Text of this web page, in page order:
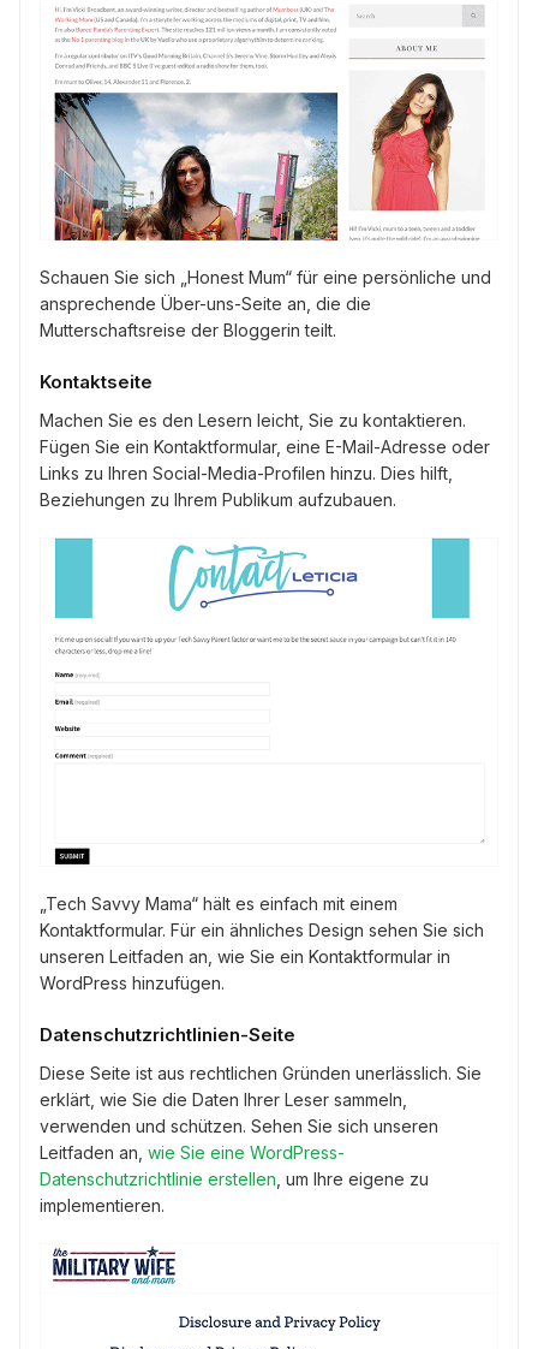
Schauen Sie sich „Honest Mum“ für eine persönliche und
ansprechende Über-uns-Seite an, die die
Mutterschaftsreise der Bloggerin teilt.
Kontaktseite
Machen Sie es den Lesern leicht, Sie zu kontaktieren.
Fügen Sie ein Kontaktformular, eine E-Mail-Adresse oder
Links zu Ihren Social-Media-Profilen hinzu. Dies hilft,
Beziehungen zu Ihrem Publikum aufzubauen.
„Tech Savvy Mama“ hält es einfach mit einem
Kontaktformular. Für ein ähnliches Design sehen Sie sich
unseren Leitfaden an, wie Sie ein Kontaktformular in
WordPress hinzufügen.
Datenschutzrichtlinien-Seite
Diese Seite ist aus rechtlichen Gründen unerlässlich. Sie
erklärt, wie Sie die Daten Ihrer Leser sammeln,
verwenden und schützen. Sehen Sie sich unseren
Leitfaden an, wie Sie eine WordPress-
Datenschutzrichtlinie erstellen , um Ihre eigene zu
implementieren.